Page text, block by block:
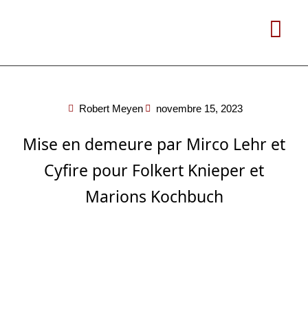
Robert Meyen novembre 15, 2023
Mise en demeure par Mirco Lehr et
Cyfire pour Folkert Knieper et
Marions Kochbuch